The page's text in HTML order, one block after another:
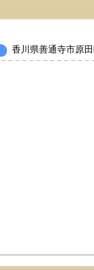
香川県善通寺市原